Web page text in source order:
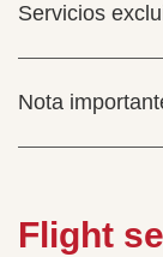
Servicios
Nota
Flight